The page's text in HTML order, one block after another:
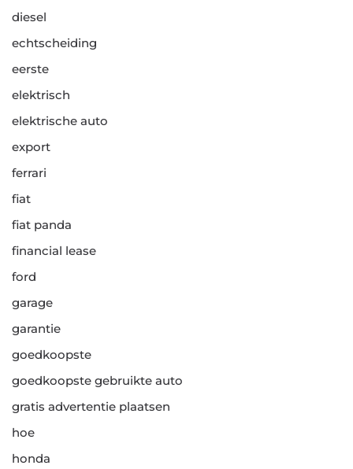
diesel
echtscheiding
eerste
elektrisch
elektrische auto
export
ferrari
fiat
fiat panda
financial lease
ford
garage
garantie
goedkoopste
goedkoopste gebruikte auto
gratis advertentie plaatsen
hoe
honda